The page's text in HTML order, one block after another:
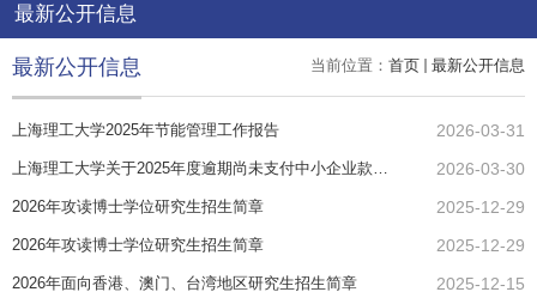
最新公开信息
当前位置： 首页 最新公开信息
最新公开信息
上海理工大学2025年节能管理工作报告 2026-03-31
2026-03-30
2026年攻读博士学位研究生招生简章 2025-12-29
2026年攻读博士学位研究生招生简章 2025-12-29
2026年面向香港、澳门、台湾地区研究生招生简章 2025-12-15